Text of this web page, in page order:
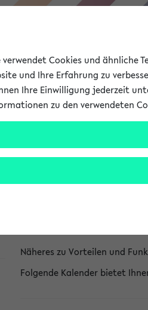
Forschung
Das eKVV bietet Ihnen die
Näheres zu Vorteilen und
Folgende Kalender bietet
verwendet Cookies und
und Ihre Erfahrung zu
Ihre Einwilligung jederzeit
zu den verwendeten